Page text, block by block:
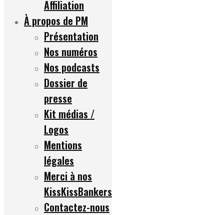
Affiliation
À propos de PM
Présentation
Nos numéros
Nos podcasts
Dossier de
presse
Kit médias /
Logos
Mentions
légales
Merci à nos
KissKissBankers
Contactez-nous